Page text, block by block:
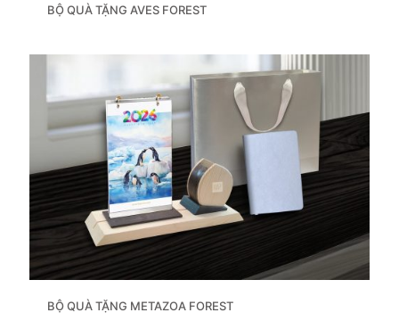
BỘ QUÀ TẶNG AVES FOREST
BỘ QUÀ TẶNG METAZOA FOREST